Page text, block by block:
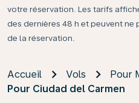
votre réservation. Les tarifs
des dernières 48 h et peuvent
de la réservation.
Accueil Vols
Pour
Pour Ciudad del Carmen